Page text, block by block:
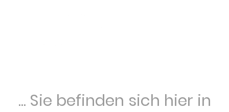
... Sie befinden sich hier in